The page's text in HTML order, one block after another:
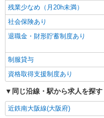
残業少なめ（月20h未満）
社会保険あり
退職金・財形貯蓄制度あり
制服貸与
資格取得支援制度あり
同じ沿線・駅から求人を探す
近鉄南大阪線(大阪府)